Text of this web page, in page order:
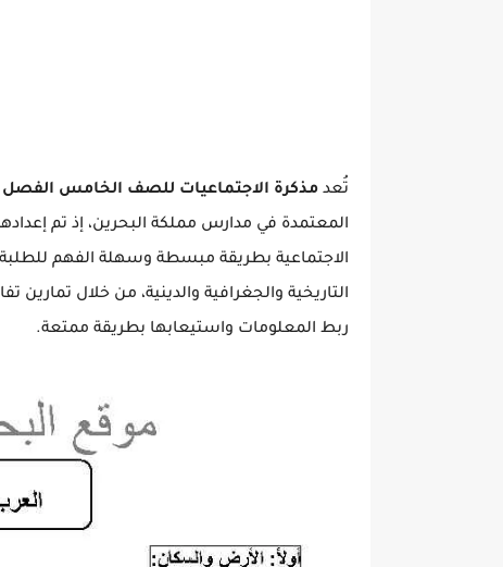
تُعد مذكرة الاجتماعيات للصف الخامس الفصل
المعتمدة في مدارس مملكة البحرين، إذ تم
الاجتماعية بطريقة مبسطة وسهلة الفهم
التاريخية والجغرافية والدينية، من خلال تمارين
ربط المعلومات واستيعابها بطريقة ممتعة.